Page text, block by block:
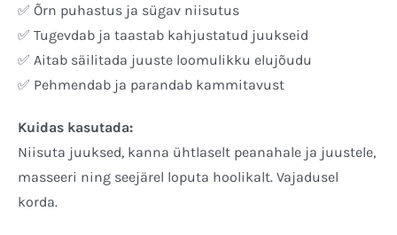
✅ Õrn puhastus ja sügav niisutus
✅ Tugevdab ja taastab kahjustatud juukseid
✅ Aitab säilitada juuste loomulikku elujõudu
✅ Pehmendab ja parandab kammitavust
Kuidas kasutada:
Niisuta juuksed, kanna ühtlaselt peanahale ja juustele,
masseeri ning seejärel loputa hoolikalt. Vajadusel
korda.